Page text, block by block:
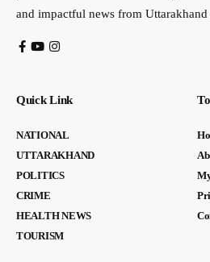
and impactful news from Uttarakhand
Quick Link
NATIONAL
UTTARAKHAND
POLITICS
CRIME
HEALTH NEWS
TOURISM